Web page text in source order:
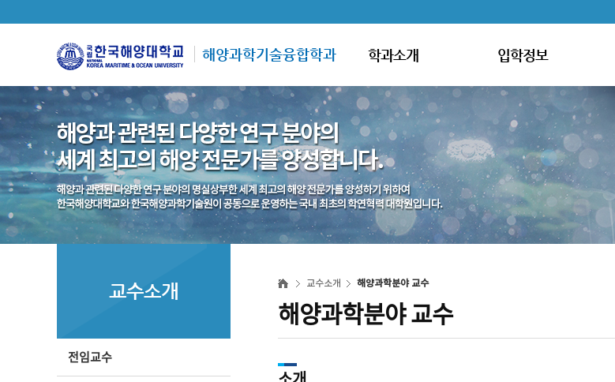
해양과학기술융합학과 학과소개 입학정보
교수소개
전임교수
교수소개 해양과학분야 교수
해양과학분야 교수